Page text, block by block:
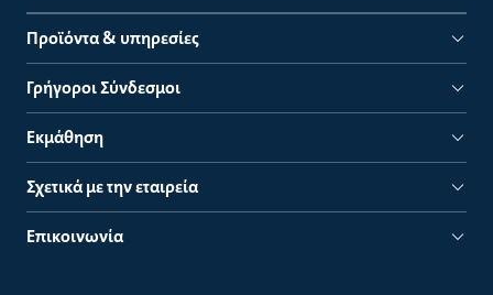
Προϊόντα & υπηρεσίες
Γρήγοροι Σύνδεσμοι
Εκμάθηση
Σχετικά με την εταιρεία
Επικοινωνία